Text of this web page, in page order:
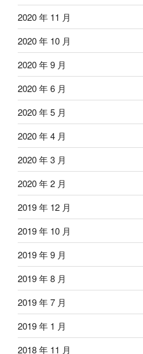
2020 年 11 月
2020 年 10 月
2020 年 9 月
2020 年 6 月
2020 年 5 月
2020 年 4 月
2020 年 3 月
2020 年 2 月
2019 年 12 月
2019 年 10 月
2019 年 9 月
2019 年 8 月
2019 年 7 月
2019 年 1 月
2018 年 11 月